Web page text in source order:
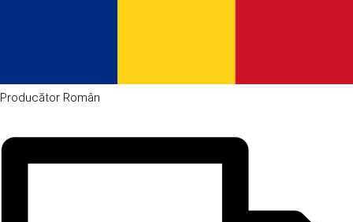
Producător Român